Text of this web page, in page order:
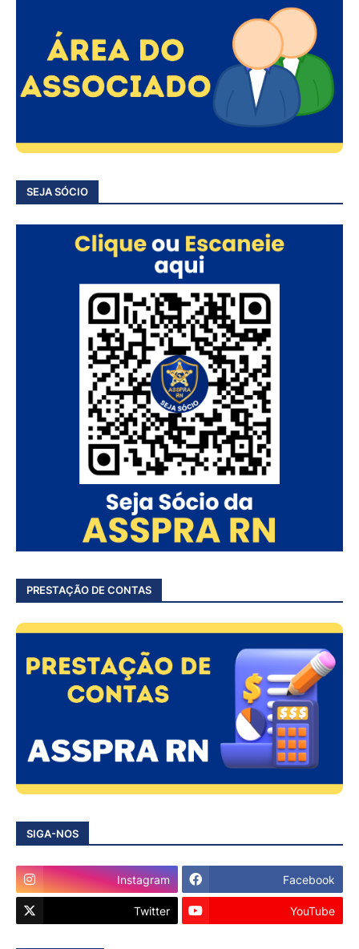
SEJA SÓCIO
PRESTAÇÃO DE CONTAS
SIGA-NOS
Instagram Facebook
Twitter YouTube